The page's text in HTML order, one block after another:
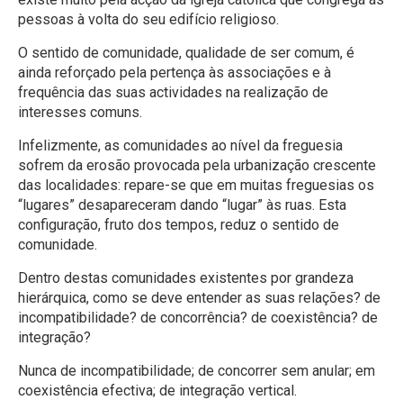
pessoas à volta do seu edifício religioso.
O sentido de comunidade, qualidade de ser comum, é
ainda reforçado pela pertença às associações e à
frequência das suas actividades na realização de
interesses comuns.
Infelizmente, as comunidades ao nível da freguesia
sofrem da erosão provocada pela urbanização crescente
das localidades: repare-se que em muitas freguesias os
“lugares” desapareceram dando “lugar” às ruas. Esta
configuração, fruto dos tempos, reduz o sentido de
comunidade.
Dentro destas comunidades existentes por grandeza
hierárquica, como se deve entender as suas relações? de
incompatibilidade? de concorrência? de coexistência? de
integração?
Nunca de incompatibilidade; de concorrer sem anular; em
coexistência efectiva; de integração vertical.